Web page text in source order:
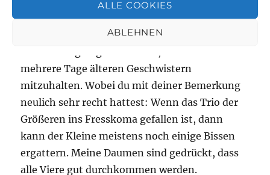
ALLE COOKIES
ABLEHNEN
erfahren, ob die Altvögel ihre fünfköpfige Brut
durchbringen werden. Beim anderen gibt sich
mehrere Tage älteren Geschwistern
mitzuhalten. Wobei du mit deiner Bemerkung
neulich sehr recht hattest: Wenn das Trio der
Größeren ins Fresskoma gefallen ist, dann
kann der Kleine meistens noch einige Bissen
ergattern. Meine Daumen sind gedrückt, dass
alle Viere gut durchkommen werden.